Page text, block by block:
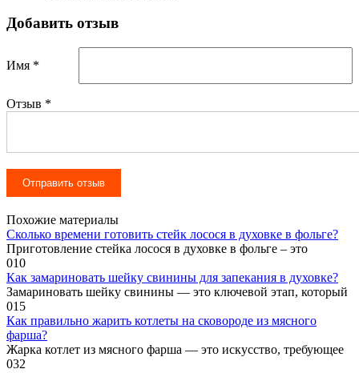
Добавить отзыв
Имя *
Отзыв *
Похожие материалы
Сколько времени готовить стейк лосося в духовке в фольге?
Приготовление стейка лосося в духовке в фольге – это
010
Как замариновать шейку свинины для запекания в духовке?
Замариновать шейку свинины — это ключевой этап, который
015
Как правильно жарить котлеты на сковороде из мясного
фарша?
Жарка котлет из мясного фарша — это искусство, требующее
032